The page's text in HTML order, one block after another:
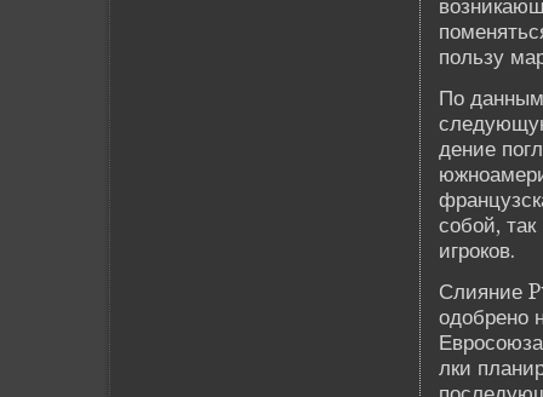
пользу
По
де­ние
собой,
игроков.
Слияние
одобрено
лки